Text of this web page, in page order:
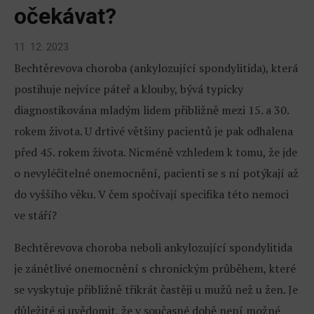
očekávat?
11. 12. 2023
Bechtěrevova choroba (ankylozující spondylitida), která
postihuje nejvíce páteř a klouby, bývá typicky
diagnostikována mladým lidem přibližně mezi 15. a 30.
rokem života. U drtivé většiny pacientů je pak odhalena
před 45. rokem života. Nicméně vzhledem k tomu, že jde
o nevyléčitelné onemocnění, pacienti se s ní potýkají až
do vyššího věku. V čem spočívají specifika této nemoci
ve stáří?
Bechtěrevova choroba neboli ankylozující spondylitida
je zánětlivé onemocnění s chronickým průběhem, které
se vyskytuje přibližně třikrát častěji u mužů než u žen. Je
důležité si uvědomit, že v současné době není možné